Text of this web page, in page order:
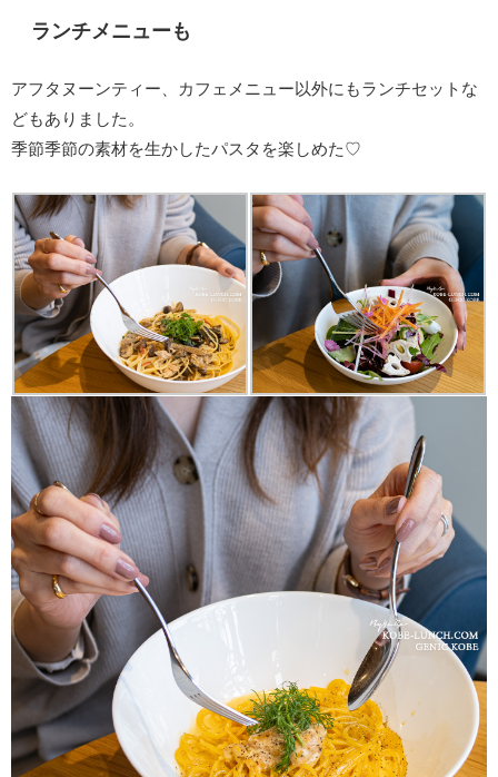
ランチメニューも
アフタヌーンティー、カフェメニュー以外にもランチセットな
どもありました。
季節季節の素材を生かしたパスタを楽しめた♡